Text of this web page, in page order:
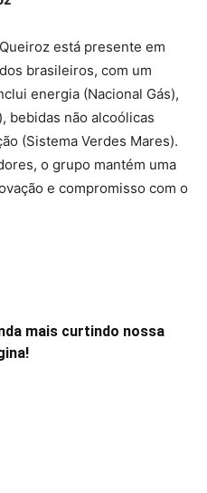
está presente em
brasileiros, com um
energia (Nacional Gás),
bebidas não alcoólicas
(Sistema Verdes Mares).
o grupo mantém uma
e compromisso com o
mais curtindo nossa